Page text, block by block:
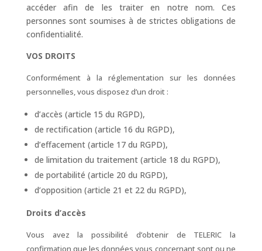
accéder afin de les traiter en notre nom. Ces
personnes sont soumises à de strictes obligations de
confidentialité.
VOS DROITS
Conformément à la réglementation sur les données
personnelles, vous disposez d’un droit :
d’accès (article 15 du RGPD),
de rectification (article 16 du RGPD),
d’effacement (article 17 du RGPD),
de limitation du traitement (article 18 du RGPD),
de portabilité (article 20 du RGPD),
d’opposition (article 21 et 22 du RGPD),
Droits d’accès
Vous avez la possibilité d’obtenir de TELERIC la
confirmation que les données vous concernant sont ou ne